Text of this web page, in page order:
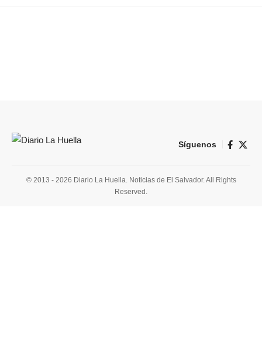
Síguenos
© 2013 - 2026 Diario La Huella. Noticias de El Salvador. All Rights
Reserved.